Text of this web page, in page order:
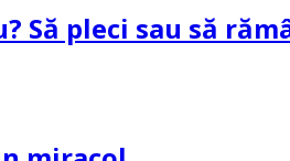
Să pleci sau să